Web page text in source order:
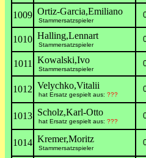
1009 Ortiz-Garcia,Emiliano
Stammersatzspieler
1010 Halling,Lennart
Stammersatzspieler
1011 Kowalski,Ivo
Stammersatzspieler
1012 Velychko,Vitalii
hat Ersatz gespielt aus: ???
1013 Scholz,Karl-Otto
hat Ersatz gespielt aus: ???
1014 Kremer,Moritz
Stammersatzspieler